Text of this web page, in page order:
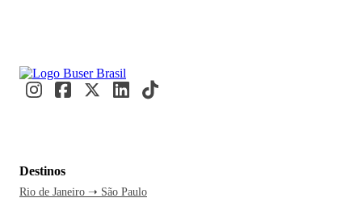
Destinos
Rio de Janeiro ➝ São Paulo